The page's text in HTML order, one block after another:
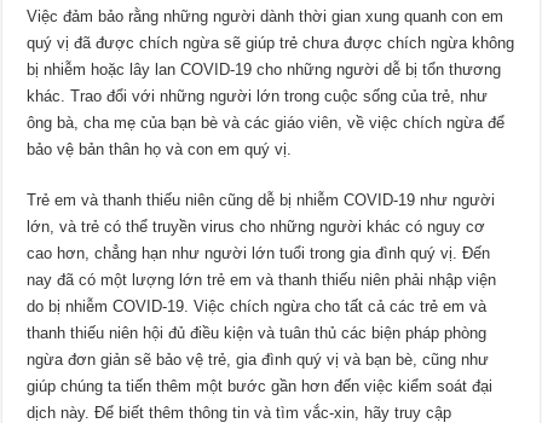
Việc đảm bảo rằng những người dành thời gian xung quanh con em
quý vị đã được chích ngừa sẽ giúp trẻ chưa được chích ngừa không
bị nhiễm hoặc lây lan COVID-19 cho những người dễ bị tổn thương
khác. Trao đổi với những người lớn trong cuộc sống của trẻ, như
ông bà, cha mẹ của bạn bè và các giáo viên, về việc chích ngừa để
bảo vệ bản thân họ và con em quý vị.
Trẻ em và thanh thiếu niên cũng dễ bị nhiễm COVID-19 như người
lớn, và trẻ có thể truyền virus cho những người khác có nguy cơ
cao hơn, chẳng hạn như người lớn tuổi trong gia đình quý vị. Đến
nay đã có một lượng lớn trẻ em và thanh thiếu niên phải nhập viện
do bị nhiễm COVID-19. Việc chích ngừa cho tất cả các trẻ em và
thanh thiếu niên hội đủ điều kiện và tuân thủ các biện pháp phòng
ngừa đơn giản sẽ bảo vệ trẻ, gia đình quý vị và bạn bè, cũng như
giúp chúng ta tiến thêm một bước gần hơn đến việc kiểm soát đại
dịch này.Để biết thêm thông tin và tìm vắc-xin, hãy truy cập